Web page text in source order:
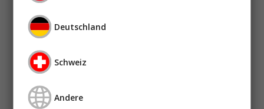
Eisenmangel
Vitaminmangel
Hämolyse
Infektion/Inflammation
Maligne Erkrankungen
Persistierender Hyperparathyreoidismus
Inhibitoren des Renin-Angiotensin-Systems
Deutschland
Schweiz
Andere